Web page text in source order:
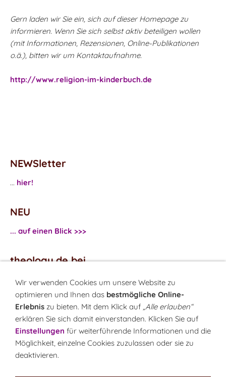
Gern laden wir Sie ein, sich auf dieser Homepage zu
informieren. Wenn Sie sich selbst aktiv beteiligen wollen
(mit Informationen, Rezensionen, Online-Publikationen
o.ä.), bitten wir um Kontaktaufnahme.
http://www.religion-im-kinderbuch.de
NEWSletter
... hier!
NEU
... auf einen Blick >>>
theology.de bei
...Facebook
...Twitter
Monatsrätsel
Rätseln & Gewinnen!
Wir verwenden Cookies um unsere Website zu
optimieren und Ihnen das bestmögliche Online-
Erlebnis zu bieten. Mit dem Klick auf „Alle erlauben“
erklären Sie sich damit einverstanden. Klicken Sie auf
Einstellungen für weiterführende Informationen und die
Möglichkeit, einzelne Cookies zuzulassen oder sie zu
deaktivieren.